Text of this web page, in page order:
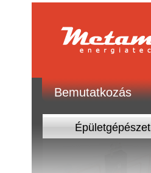
Bemutatkozás
Épületgépészet